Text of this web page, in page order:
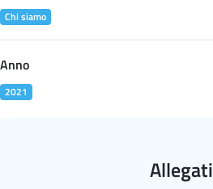
Chi siamo
Anno
2021
Allegati